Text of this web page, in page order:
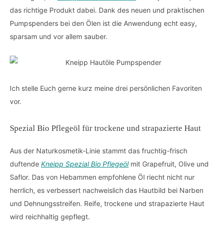
das richtige Produkt dabei. Dank des neuen und praktischen
Pumpspenders bei den Ölen ist die Anwendung echt easy,
sparsam und vor allem sauber.
Ich stelle Euch gerne kurz meine drei persönlichen Favoriten
vor.
Spezial Bio Pflegeöl für trockene und strapazierte Haut
Aus der Naturkosmetik-Linie stammt das fruchtig-frisch
duftende Kneipp Spezial Bio Pflegeölmit Grapefruit, Olive und
Saflor. Das von Hebammen empfohlene Öl riecht nicht nur
herrlich, es verbessert nachweislich das Hautbild bei Narben
und Dehnungsstreifen. Reife, trockene und strapazierte Haut
wird reichhaltig gepflegt.